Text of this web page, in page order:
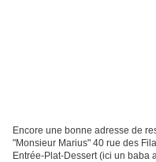
Encore une bonne adresse de
"Monsieur Marius" 40 rue des
Entrée-Plat-Dessert (ici un baba